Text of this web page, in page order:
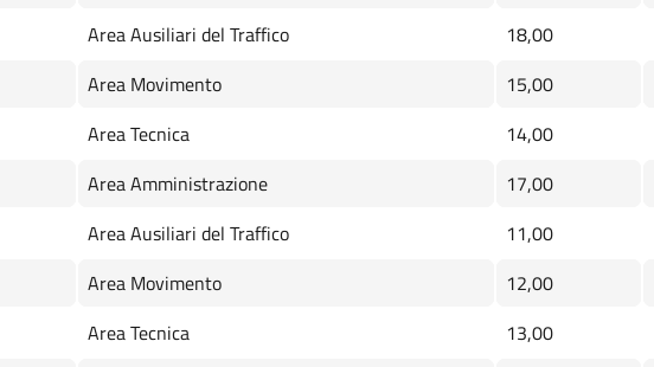
Area Ausiliari del Traffico 18,00
Area Movimento 15,00
Area Tecnica 14,00
Area Amministrazione 17,00
Area Ausiliari del Traffico 11,00
Area Movimento 12,00
Area Tecnica 13,00